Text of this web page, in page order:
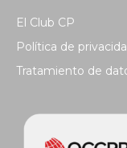
El Club CP
Política de
Tratamiento de